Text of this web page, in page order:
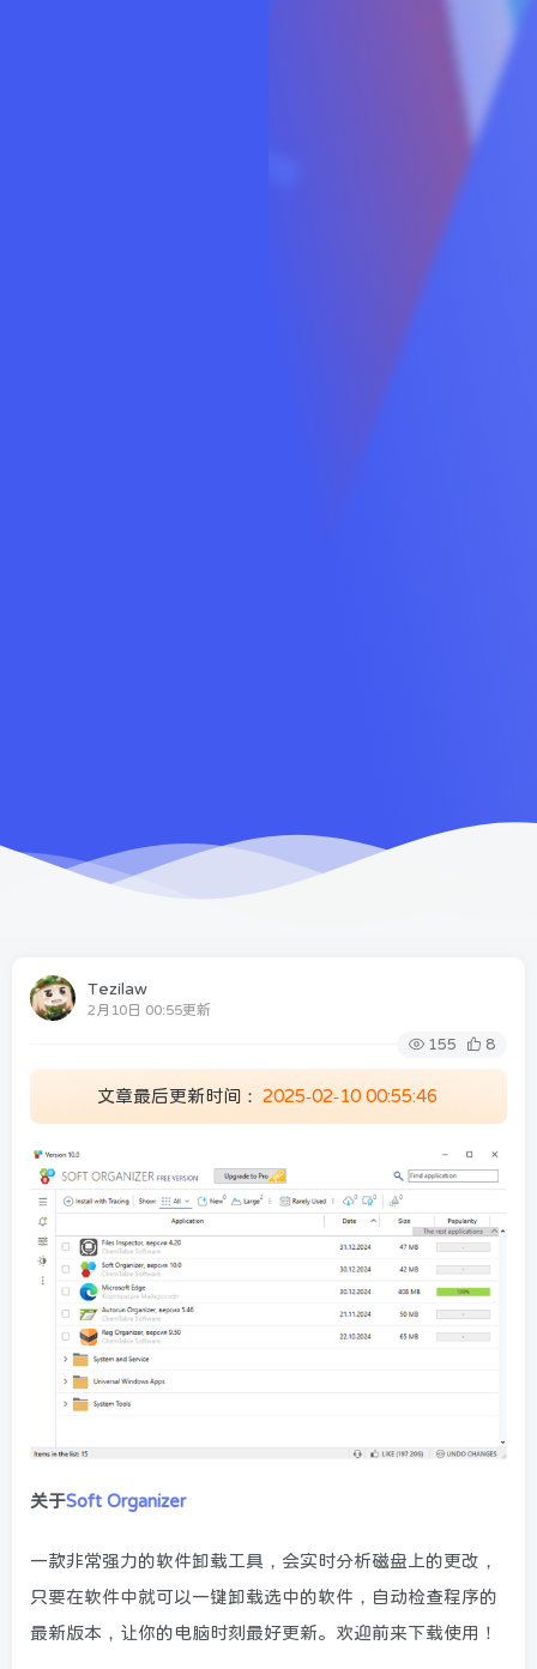
Tezilaw
2月10日 00:55更新
155 8
文章最后更新时间： 2025-02-10 00:55:46
关于Soft Organizer
一款非常强力的软件卸载工具，会实时分析磁盘上的更改，
只要在软件中就可以一键卸载选中的软件，自动检查程序的
最新版本，让你的电脑时刻最好更新。欢迎前来下载使用！